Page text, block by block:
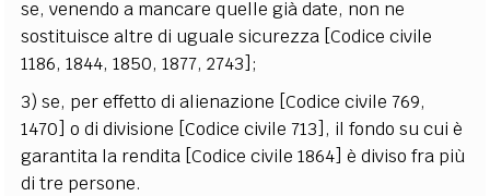
se, venendo a mancare quelle già date, non ne
sostituisce altre di uguale sicurezza [Codice civile
1186, 1844, 1850, 1877, 2743];
3) se, per effetto di alienazione [Codice civile 769,
1470] o di divisione [Codice civile 713], il fondo su cui è
garantita la rendita [Codice civile 1864] è diviso fra più
di tre persone.